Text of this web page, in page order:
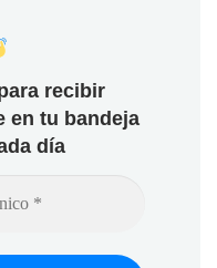
recibir
en tu bandeja
día